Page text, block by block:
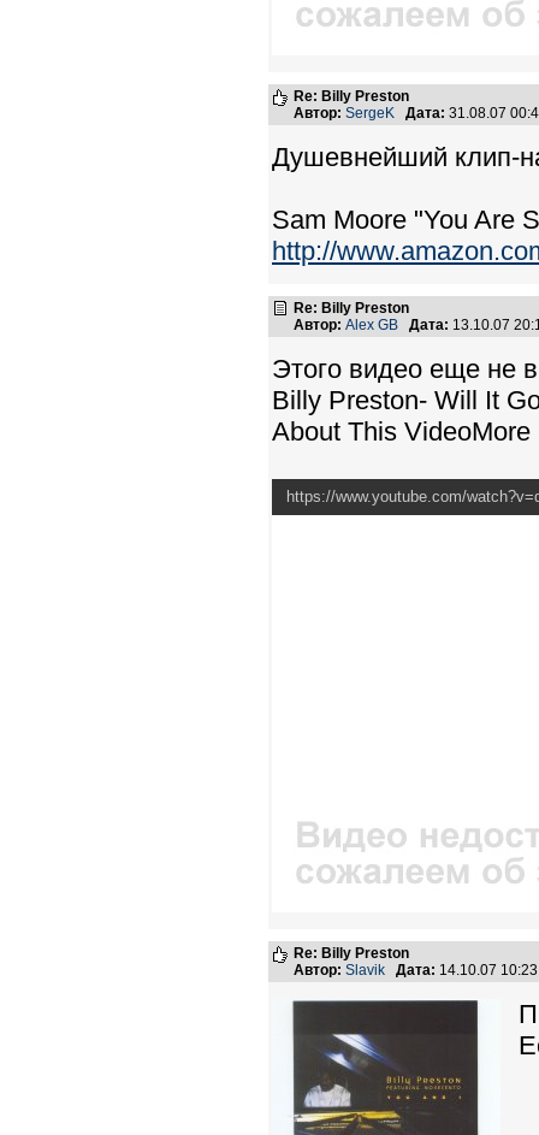
Re: Billy Preston
Автор: SergeK Дата: 31.08.07
Душевнейший клип-
Sam Moore "You Are
http://
Re: Billy Preston
Автор: Alex GB Дата: 13.10.07
Этого видео еще не
Billy Preston- Will It
About This
https://www.youtube.com/
Re: Billy Preston
Автор: Slavik Дата: 14.10.07